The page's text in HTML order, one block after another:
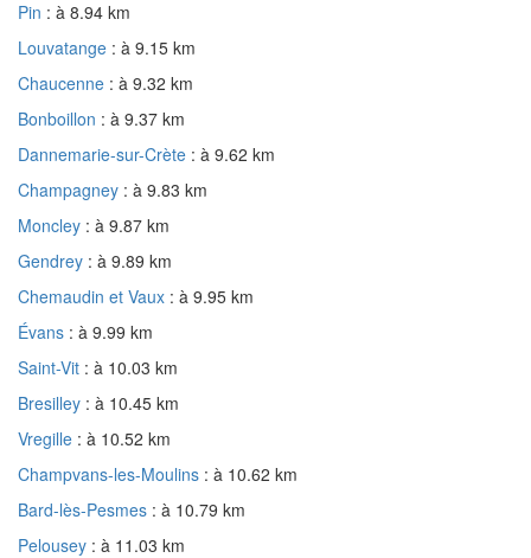
Pin : à 8.94 km
Louvatange : à 9.15 km
Chaucenne : à 9.32 km
Bonboillon : à 9.37 km
Dannemarie-sur-Crète : à 9.62 km
Champagney : à 9.83 km
Moncley : à 9.87 km
Gendrey : à 9.89 km
Chemaudin et Vaux : à 9.95 km
Évans : à 9.99 km
Saint-Vit : à 10.03 km
Bresilley : à 10.45 km
Vregille : à 10.52 km
Champvans-les-Moulins : à 10.62 km
Bard-lès-Pesmes : à 10.79 km
Pelousey : à 11.03 km